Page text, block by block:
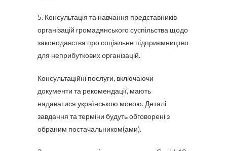
5. Консультація та навчання представників
організацій громадянського суспільства щодо
законодавства про соціальне підприємництво
для неприбуткових організацій.
Консультаційні послуги, включаючи
документи та рекомендації, мають
надаватися українською мовою. Деталі
завдання та терміни будуть обговорені з
обраним постачальником(ами).